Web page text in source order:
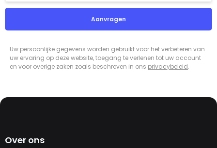
Aanvragen
Uw persoonlijke gegevens worden gebruikt voor het verbeteren van
uw ervaring op deze website, toegang te verlenen tot uw account
en voor overige zaken zoals beschreven in ons privacybeleid.
Over ons